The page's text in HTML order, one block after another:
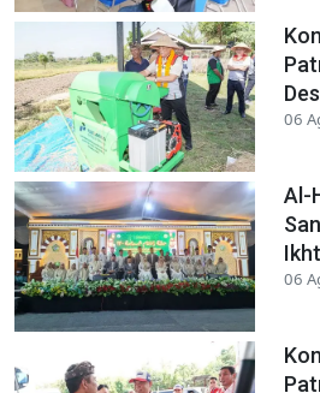
06
Al-
06